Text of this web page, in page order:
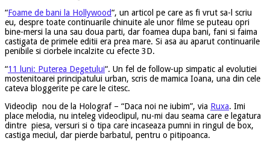
“Foame de bani la Hollywood“, un articol pe care as fi vrut sa-l scriu
eu, despre toate continuarile chinuite ale unor filme se puteau opri
bine-mersi la una sau doua parti, dar foamea dupa bani, fani si faima
castigata de primele editii era prea mare. Si asa au aparut continuarile
penibile si ciorbele incalzite cu efecte 3D.
“11 luni: Puterea Degetului“. Un fel de follow-up simpatic al evolutiei
mostenitoarei principatului urban, scris de mamica Ioana, una din cele
cateva bloggerite pe care le citesc.
Videoclip nou de la Holograf – “Daca noi ne iubim”, via Ruxa. Imi
place melodia, nu inteleg videoclipul, nu-mi dau seama care e legatura
dintre piesa, versuri si o tipa care incaseaza pumni in ringul de box,
castiga meciul, dar pierde barbatul, pentru o pitipoanca.